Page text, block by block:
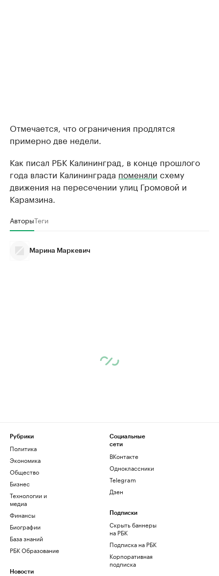
Отмечается, что ограничения продлятся
примерно две недели.
Как писал РБК Калининград, в конце прошлого
года власти Калининграда поменяли схему
движения на пересечении улиц Громовой и
Карамзина.
АвторыТеги
Марина Маркевич
Рубрики
Политика
Экономика
Общество
Бизнес
Технологии и
медиа
Финансы
Биографии
База знаний
РБК Образование
Новости
Социальные
сети
ВКонтакте
Одноклассники
Telegram
Дзен
Подписки
Скрыть баннеры
на РБК
Подписка на РБК
Корпоративная
подписка